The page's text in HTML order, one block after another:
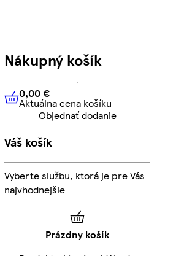
Nákupný košík
0,00 € Aktuálna cena košíku
0,00 €
Aktuálna cena košíku
Objednať dodanie
Váš košík
Vyberte službu, ktorá je pre Vás
najvhodnejšie
Prázdny košík